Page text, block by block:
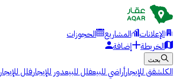
الإعلانات المشاريع
الحجوزات
الخريطة
إضافة
بحث
الكلشقق للإيجارأراضي للبيعفلل للبيعدور للإيجارفلل للإيجار